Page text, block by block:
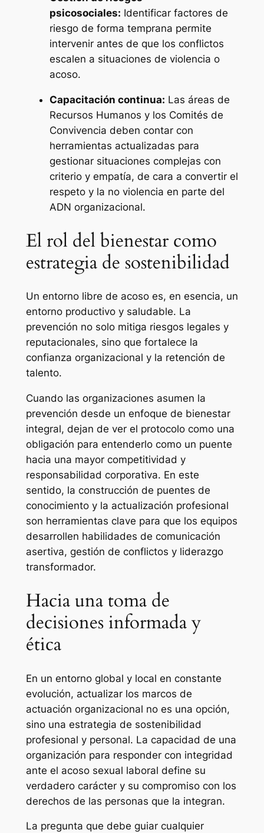
psicosociales: Identificar factores de
riesgo de forma temprana permite
intervenir antes de que los conflictos
escalen a situaciones de violencia o
acoso.
Capacitación continua: Las áreas de
Recursos Humanos y los Comités de
Convivencia deben contar con
herramientas actualizadas para
gestionar situaciones complejas con
criterio y empatía, de cara a convertir el
respeto y la no violencia en parte del
ADN organizacional.
El rol del bienestar como
estrategia de sostenibilidad
Un entorno libre de acoso es, en esencia, un
entorno productivo y saludable. La
prevención no solo mitiga riesgos legales y
reputacionales, sino que fortalece la
confianza organizacional y la retención de
talento.
Cuando las organizaciones asumen la
prevención desde un enfoque de bienestar
integral, dejan de ver el protocolo como una
obligación para entenderlo como un puente
hacia una mayor competitividad y
responsabilidad corporativa. En este
sentido, la construcción de puentes de
conocimiento y la actualización profesional
son herramientas clave para que los equipos
desarrollen habilidades de comunicación
asertiva, gestión de conflictos y liderazgo
transformador.
Hacia una toma de
decisiones informada y
ética
En un entorno global y local en constante
evolución, actualizar los marcos de
actuación organizacional no es una opción,
sino una estrategia de sostenibilidad
profesional y personal. La capacidad de una
organización para responder con integridad
ante el acoso sexual laboral define su
verdadero carácter y su compromiso con los
derechos de las personas que la integran.
La pregunta que debe guiar cualquier